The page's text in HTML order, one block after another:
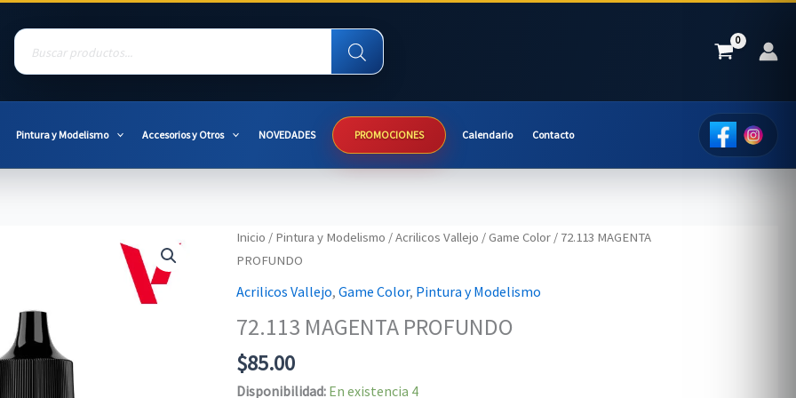
Products
search
Pintura y Modelismo Accesorios y Otros NOVEDADES PROMOCIONES Calendario Contacto
Inicio / Pintura y Modelismo /Acrilicos Vallejo /Game Color/ 72.113 MAGENTA
PROFUNDO
Acrilicos Vallejo, Game Color, Pintura y Modelismo
72.113 MAGENTA PROFUNDO
$85.00
Disponibilidad: En existencia 4